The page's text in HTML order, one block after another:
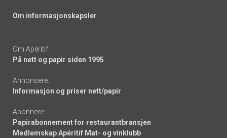
Om informasjonskapsler
Om Apéritif:
På nett og papir siden 1995
Annonsere:
Informasjon og priser nett/papir
Abonnere:
Papirabonnement for restaurantbransjen
Medlemskap Apéritif Mat- og vinklubb